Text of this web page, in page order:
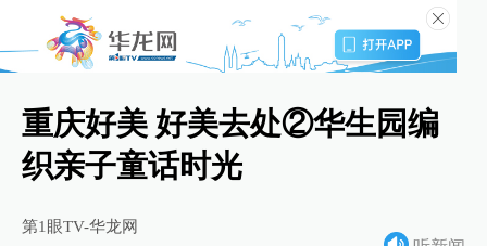
重庆好美 好美去处②华生园编
织亲子童话时光
第1眼TV-华龙网